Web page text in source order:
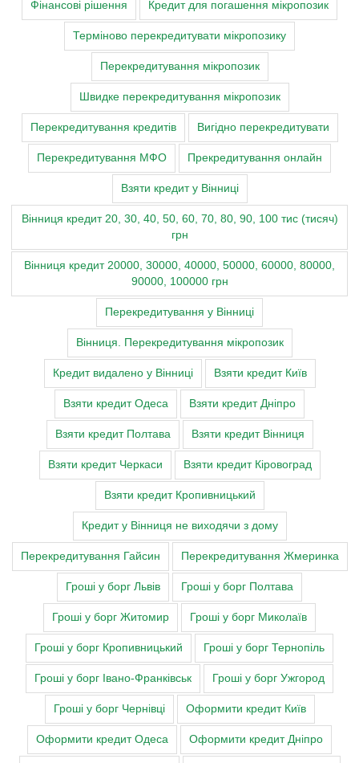
Фінансові рішення Кредит для погашення мікропозик
Терміново перекредитувати мікропозику
Перекредитування мікропозик
Швидке перекредитування мікропозик
Перекредитування кредитів Вигідно перекредитувати
Перекредитування МФО Прекредитування онлайн
Взяти кредит у Вінниці
Вінниця кредит 20, 30, 40, 50, 60, 70, 80, 90, 100 тис (тисяч)
грн
Вінниця кредит 20000, 30000, 40000, 50000, 60000, 80000,
90000, 100000 грн
Перекредитування у Вінниці
Вінниця. Перекредитування мікропозик
Кредит видалено у Вінниці Взяти кредит Київ
Взяти кредит Одеса Взяти кредит Дніпро
Взяти кредит Полтава Взяти кредит Вінниця
Взяти кредит Черкаси Взяти кредит Кіровоград
Взяти кредит Кропивницький
Кредит у Вінниця не виходячи з дому
Перекредитування Гайсин Перекредитування Жмеринка
Гроші у борг Львів Гроші у борг Полтава
Гроші у борг Житомир Гроші у борг Миколаїв
Гроші у борг Кропивницький Гроші у борг Тернопіль
Гроші у борг Івано-Франківськ Гроші у борг Ужгород
Гроші у борг Чернівці Оформити кредит Київ
Оформити кредит Одеса Оформити кредит Дніпро